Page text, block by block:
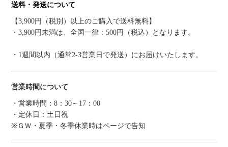
送料・発送について
【3,900円（税別）以上のご購入で送料無料】
・3,900円未満は、全国一律：500円（税込）となります。
・1週間以内（通常2-3営業日で発送）にお届けいたします。
営業時間について
・営業時間：8：30～17：00
・定休日：土日祝
※ＧＷ・夏季・冬季休業時はページで告知